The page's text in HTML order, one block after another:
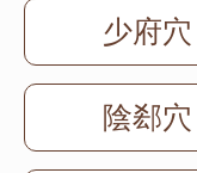
少府穴
陰郄穴